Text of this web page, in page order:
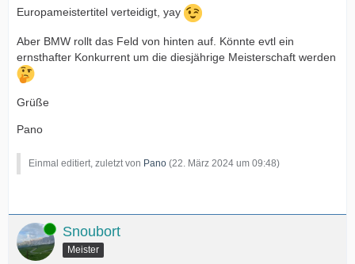
Europameistertitel verteidigt, yay
Aber BMW rollt das Feld von hinten auf. Könnte evtl ein
ernsthafter Konkurrent um die diesjährige Meisterschaft werden
Grüße
Pano
Einmal editiert, zuletzt von Pano (22. März 2024 um 09:48)
Online Snoubort
Meister